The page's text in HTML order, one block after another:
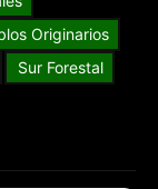
Originarios
Sur Forestal